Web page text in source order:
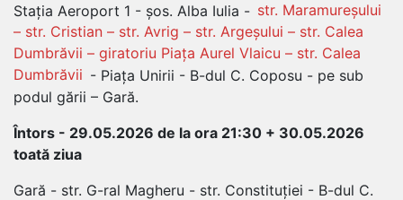
Stația Aeroport 1 - șos. Alba Iulia - str. Maramureșului
– str. Cristian – str. Avrig – str. Argeșului – str. Calea
Dumbrăvii – giratoriu Piața Aurel Vlaicu – str. Calea
Dumbrăvii - Piața Unirii - B-dul C. Coposu - pe sub
podul gării – Gară.
Întors - 29.05.2026 de la ora 21:30 + 30.05.2026
toată ziua
Gară - str. G-ral Magheru - str. Constituției - B-dul C.